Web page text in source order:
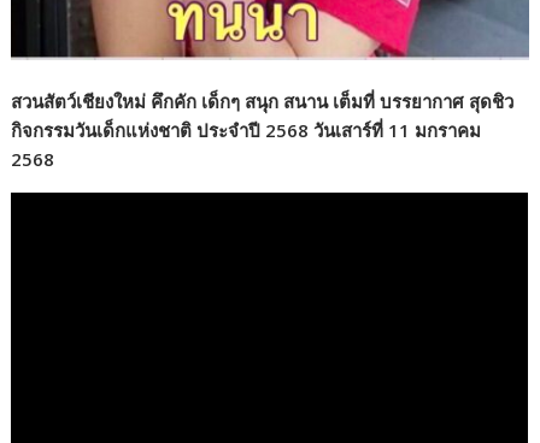
สวนสัตว์เชียงใหม่ คึกคัก เด็กๆ สนุก สนาน เต็มที่ บรรยากาศ สุดชิว
กิจกรรมวันเด็กแห่งชาติ ประจำปี 2568 วันเสาร์ที่ 11 มกราคม
2568